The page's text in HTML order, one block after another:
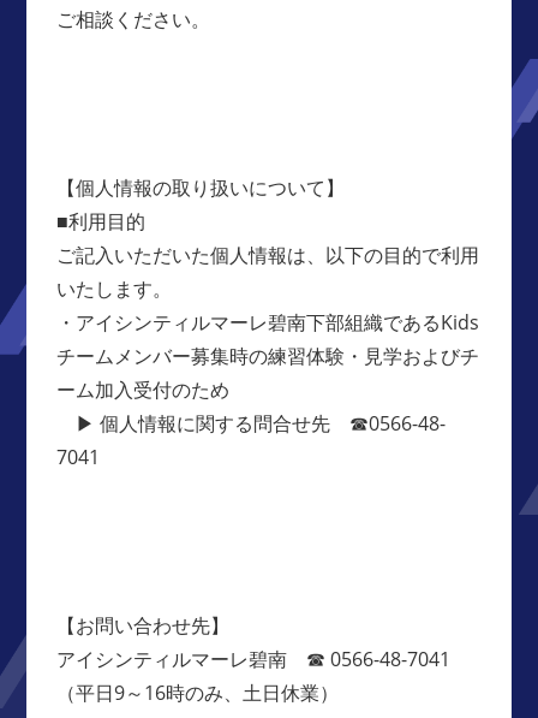
ご相談ください。
【個人情報の取り扱いについて】
■利用目的
ご記入いただいた個人情報は、以下の目的で利用
いたします。
・アイシンティルマーレ碧南下部組織であるKids
チームメンバー募集時の練習体験・見学およびチ
ーム加入受付のため
▶ 個人情報に関する問合せ先 ☎0566-48-
7041
【お問い合わせ先】
アイシンティルマーレ碧南 ☎ 0566-48-7041
（平日9～16時のみ、土日休業）